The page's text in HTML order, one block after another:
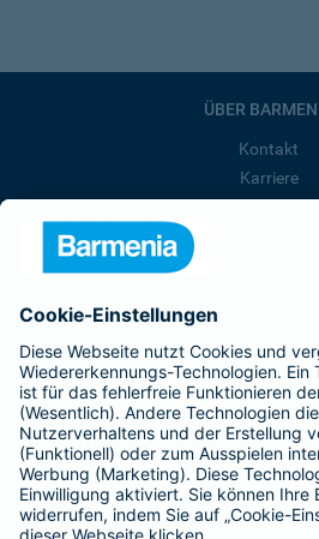
ÜBER
Kontakt
Karriere
Barmenia ist Teil der
BELIEBTE
Kranken-